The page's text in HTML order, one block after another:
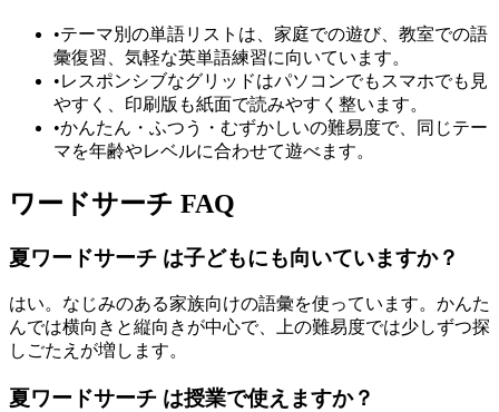
•テーマ別の単語リストは、家庭での遊び、教室での語
彙復習、気軽な英単語練習に向いています。
•レスポンシブなグリッドはパソコンでもスマホでも見
やすく、印刷版も紙面で読みやすく整います。
•かんたん・ふつう・むずかしいの難易度で、同じテー
マを年齢やレベルに合わせて遊べます。
ワードサーチ FAQ
夏ワードサーチ は子どもにも向いていますか？
はい。なじみのある家族向けの語彙を使っています。かんた
んでは横向きと縦向きが中心で、上の難易度では少しずつ探
しごたえが増します。
夏ワードサーチ は授業で使えますか？